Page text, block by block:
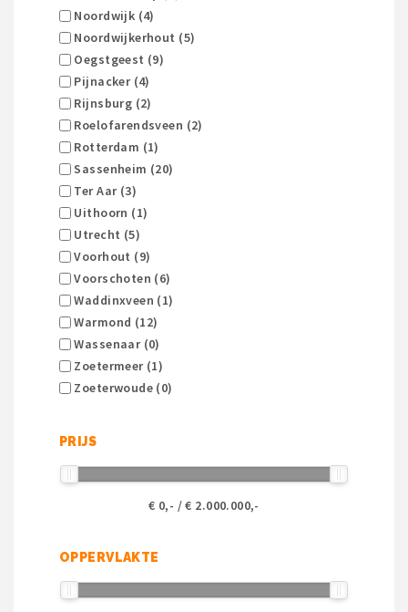
Noordwijk (4)
Noordwijkerhout (5)
Oegstgeest (9)
Pijnacker (4)
Rijnsburg (2)
Roelofarendsveen (2)
Rotterdam (1)
Sassenheim (20)
Ter Aar (3)
Uithoorn (1)
Utrecht (5)
Voorhout (9)
Voorschoten (6)
Waddinxveen (1)
Warmond (12)
Wassenaar (0)
Zoetermeer (1)
Zoeterwoude (0)
PRIJS
€ 0,- / € 2.000.000,-
OPPERVLAKTE